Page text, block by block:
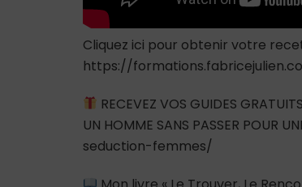
Cliquez ici pour obtenir votre
https://
RECEVEZ VOS GUIDES
UN HOMME SANS PASSER POUR
seduction-femmes/